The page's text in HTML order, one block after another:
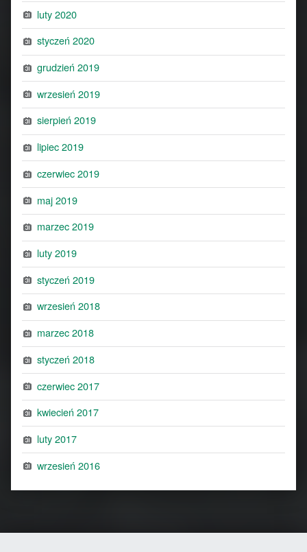
luty 2020
styczeń 2020
grudzień 2019
wrzesień 2019
sierpień 2019
lipiec 2019
czerwiec 2019
maj 2019
marzec 2019
luty 2019
styczeń 2019
wrzesień 2018
marzec 2018
styczeń 2018
czerwiec 2017
kwiecień 2017
luty 2017
wrzesień 2016